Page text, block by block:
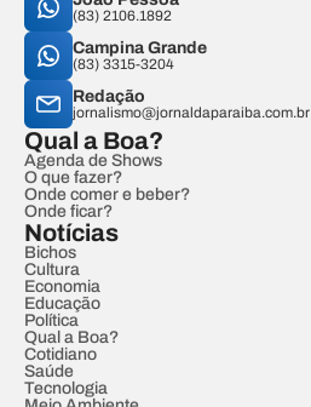
(83) 2106.1892
Campina Grande
(83) 3315-3204
Redação
jornalismo@jornaldaparaiba.com.br
Qual a Boa?
Agenda de Shows
O que fazer?
Onde comer e beber?
Onde ficar?
Notícias
Bichos
Cultura
Economia
Educação
Política
Qual a Boa?
Cotidiano
Saúde
Tecnologia